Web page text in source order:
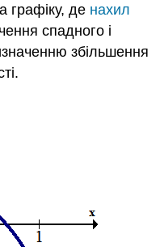
графіку, де нахил
спадного і
збільшення